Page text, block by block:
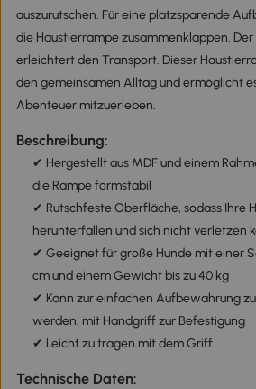
auszurutschen. Für eine platzsparende
die Haustierrampe zusammenklappen.
erleichtert den Transport. Dieser
den gemeinsamen Alltag und ermöglicht
Abenteuer mitzuerleben.
Beschreibung:
✔ Hergestellt aus MDF und einem
die Rampe formstabil
✔ Rutschfeste Oberfläche, sodass Ihre
herunterfallen und sich nicht verletzen
✔ Geeignet für große Hunde mit einer
cm und einem Gewicht bis zu 40 kg
✔ Kann zur einfachen Aufbewahrung
werden, mit Handgriff zur Befestigung
✔ Leicht zu tragen mit dem Griff
Technische Daten: